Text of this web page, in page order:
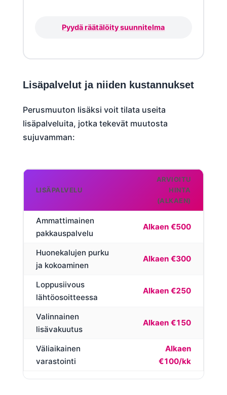
Pyydä räätälöity suunnitelma
Lisäpalvelut ja niiden kustannukset
Perusmuuton lisäksi voit tilata useita
lisäpalveluita, jotka tekevät muutosta
sujuvamman:
LISÄPALVELU
ARVIOITU
HINTA
(ALKAEN)
Ammattimainen
pakkauspalvelu
Alkaen €500
Huonekalujen purku
ja kokoaminen
Alkaen €300
Loppusiivous
lähtöosoitteessa
Alkaen €250
Valinnainen
lisävakuutus
Alkaen €150
Väliaikainen
varastointi
Alkaen
€100/kk